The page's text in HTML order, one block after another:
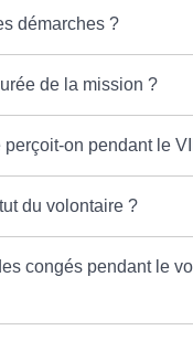
démarches ?
de la mission ?
perçoit-on pendant le
du volontaire ?
congés pendant le